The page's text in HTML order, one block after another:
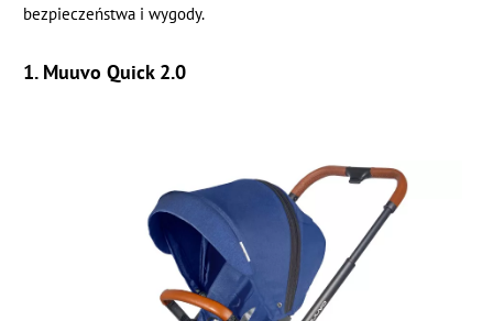
bezpieczeństwa i wygody.
1. Muuvo Quick 2.0